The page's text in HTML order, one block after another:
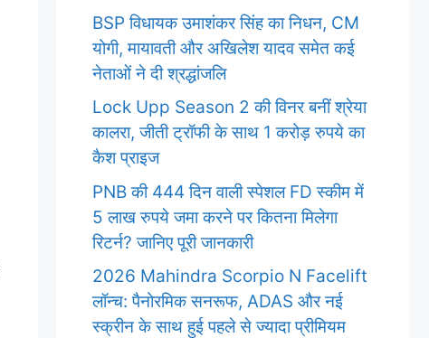
BSP विधायक उमाशंकर सिंह का निधन, CM
योगी, मायावती और अखिलेश यादव समेत कई
नेताओं ने दी श्रद्धांजलि
Lock Upp Season 2 की विनर बनीं श्रेया
कालरा, जीती ट्रॉफी के साथ 1 करोड़ रुपये का
कैश प्राइज
PNB की 444 दिन वाली स्पेशल FD स्कीम में
5 लाख रुपये जमा करने पर कितना मिलेगा
रिटर्न? जानिए पूरी जानकारी
2026 Mahindra Scorpio N Facelift
लॉन्च: पैनोरमिक सनरूफ, ADAS और नई
स्क्रीन के साथ हुई पहले से ज्यादा प्रीमियम